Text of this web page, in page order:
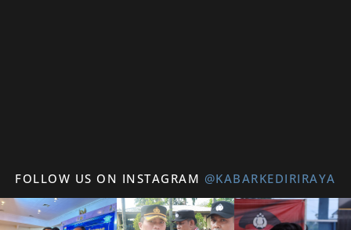
FOLLOW US ON INSTAGRAM @KABARKEDIRIRAYA